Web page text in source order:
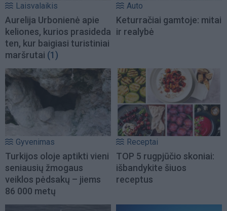
Laisvalaikis
Aurelija Urbonienė apie
keliones, kurios prasideda
ten, kur baigiasi turistiniai
maršrutai (1)
Auto
Keturračiai gamtoje: mitai
ir realybė
Gyvenimas
Turkijos oloje aptikti vieni
seniausių žmogaus
veiklos pėdsakų – jiems
86 000 metų
Receptai
TOP 5 rugpjūčio skoniai:
išbandykite šiuos
receptus